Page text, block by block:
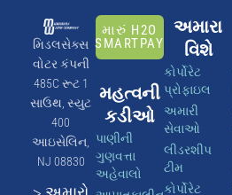
મિડલસેક્સ
વોટર કંપની
485C રૂટ 1
સાઉથ, સ્યુટ
400
આઇસેલિન,
NJ 08830
મારું H2O
SMARTPAY
મહત્વની
કડીઓ
પાણીની
ગુણવત્તા
અહેવાલો
અમારા
વિશે
કોર્પોરેટ
પ્રોફાઇલ
અમારી
સેવાઓ
લીડરશીપ
ટીમ
કોર્પોરેટ